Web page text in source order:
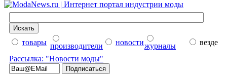
товары производители новостижурналы
везде
Рассылка: "Новости моды"